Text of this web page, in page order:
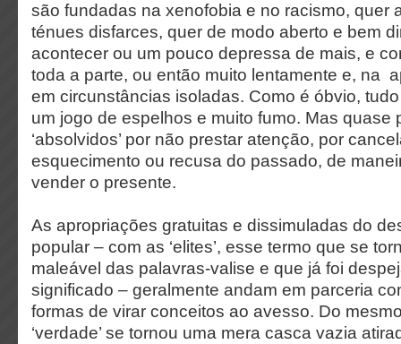
são fundadas na xenofobia e no racismo, quer
ténues disfarces, quer de modo aberto e bem
acontecer ou um pouco depressa de mais, e
toda a parte, ou então muito lentamente e, na
em circunstâncias isoladas. Como é óbvio,
um jogo de espelhos e muito fumo. Mas quase
‘absolvidos’ por não prestar atenção, por
esquecimento ou recusa do passado, de
vender o presente.
As apropriações gratuitas e dissimuladas do
popular – com as ‘elites’, esse termo que se
maleável das palavras-valise e que já foi
significado – geralmente andam em parceria
formas de virar conceitos ao avesso. Do
‘verdade’ se tornou uma mera casca vazia